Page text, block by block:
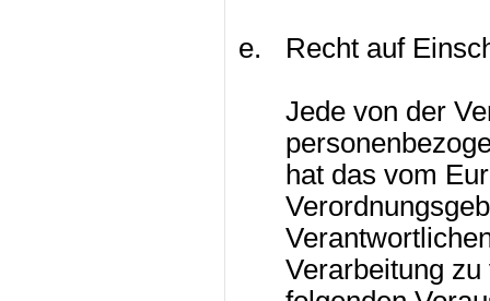
Recht auf
Jede von der
hat das vom
Verarbeitung